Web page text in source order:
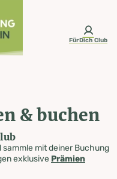
FürDich Club
& buchen
sammle mit deiner Buchung
exklusive Prämien